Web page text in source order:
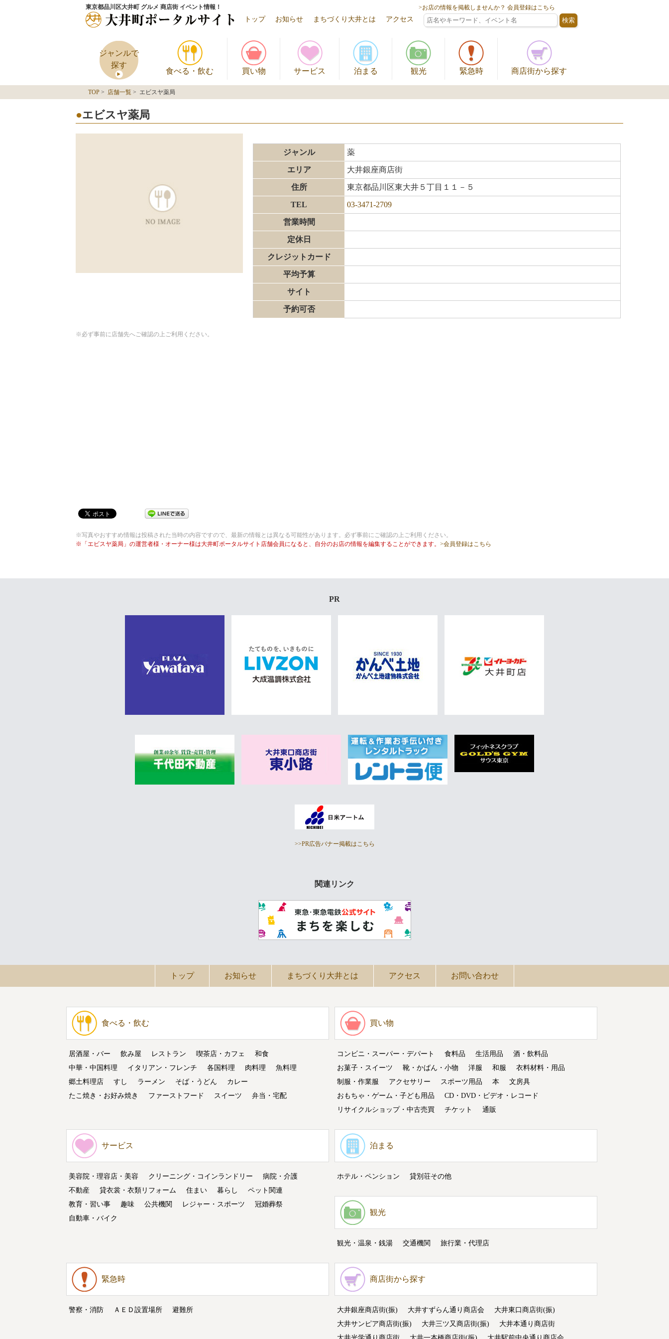
東京都品川区大井町 グルメ 商店街 イベント情報！ >お店の情報を掲載しませんか？ 会員登録はこちら
トップ お知らせ まちづくり大井とは アクセス
ジャンルで
探す
食べる・飲む 買い物 サービス 泊まる 観光 緊急時 商店街から探す
TOP > 店舗一覧 > エビスヤ薬局
エビスヤ薬局
ジャンル 薬
エリア 大井銀座商店街
住所 東京都品川区東大井５丁目１１－５
TEL 03-3471-2709
営業時間
定休日
クレジットカード
平均予算
サイト
予約可否
※必ず事前に店舗先へご確認の上ご利用ください。
※写真やおすすめ情報は投稿された当時の内容ですので、最新の情報とは異なる可能性があります。必ず事前にご確認の上ご利用ください。
※「エビスヤ薬局」の運営者様・オーナー様は大井町ポータルサイト店舗会員になると、自分のお店の情報を編集することができます。 >会員登録はこちら
PR
>>PR広告バナー掲載はこちら
関連リンク
トップ お知らせ まちづくり大井とは アクセス お問い合わせ
食べる・飲む
居酒屋・バー 飲み屋 レストラン 喫茶店・カフェ
和食
中華・中国料理
イタリアン・フレンチ 各国料理 肉料理
魚料理
郷土料理店
すし ラーメン そば・うどん
カレー
たこ焼き・お好み焼き
ファーストフード スイーツ 弁当・宅配
買い物
コンビニ・スーパー・デパート 食料品 生活用品
酒・飲料品
お菓子・スイーツ
靴・かばん・小物 洋服 和服
衣料材料・用品
制服・作業服
アクセサリー スポーツ用品 本
文房具
おもちゃ・ゲーム・子ども用品
CD・DVD・ビデオ・レコード
リサイクルショップ・中古売買
チケット 通販
サービス
美容院・理容店・美容 クリーニング・コインランドリー
病院・介護
不動産
貸衣裳・衣類リフォーム 住まい 暮らし
ペット関連
教育・習い事
趣味 公共機関 レジャー・スポーツ
冠婚葬祭
自動車・バイク
泊まる
ホテル・ペンション 貸別荘その他
観光
観光・温泉・銭湯 交通機関 旅行業・代理店
緊急時
警察・消防 ＡＥＤ設置場所 避難所
商店街から探す
大井銀座商店街(振) 大井すずらん通り商店会
大井東口商店街(振)
大井サンピア商店街(振)
大井三ツ又商店街(振)
大井本通り商店街